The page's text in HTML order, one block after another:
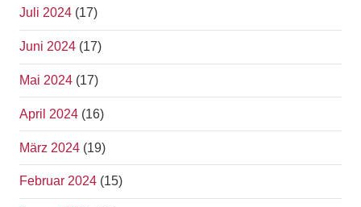
Juli 2024 (17)
Juni 2024 (17)
Mai 2024 (17)
April 2024 (16)
März 2024 (19)
Februar 2024 (15)